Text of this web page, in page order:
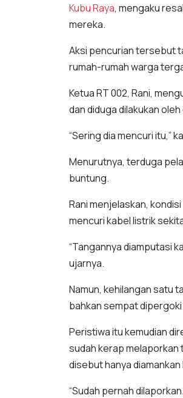
Kubu Raya, mengaku
mereka.
Aksi pencurian tersebut
rumah-rumah warga
Ketua RT 002, Rani,
dan diduga dilakukan
“Sering dia mencuri itu,”
Menurutnya, terduga
buntung.
Rani menjelaskan,
mencuri kabel listrik
“Tangannya diamputasi
ujarnya.
Namun, kehilangan satu
bahkan sempat
Peristiwa itu kemudian
sudah kerap melaporkan
disebut hanya
“Sudah pernah